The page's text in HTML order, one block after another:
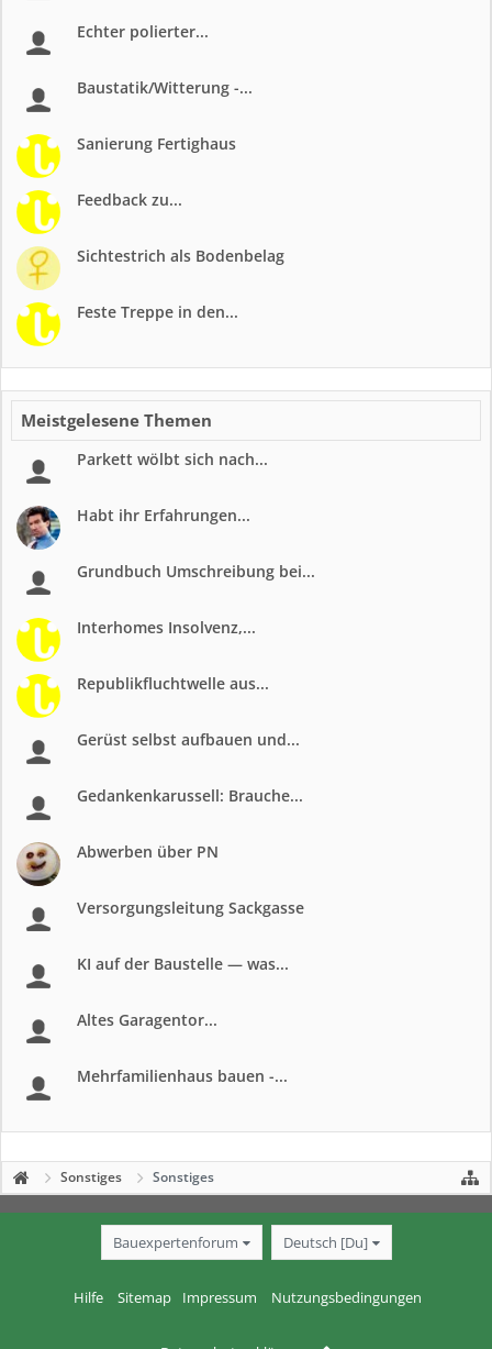
Echter polierter...
Baustatik/Witterung -...
Sanierung Fertighaus
Feedback zu...
Sichtestrich als Bodenbelag
Feste Treppe in den...
Meistgelesene Themen
Parkett wölbt sich nach...
Habt ihr Erfahrungen...
Grundbuch Umschreibung bei...
Interhomes Insolvenz,...
Republikfluchtwelle aus...
Gerüst selbst aufbauen und...
Gedankenkarussell: Brauche...
Abwerben über PN
Versorgungsleitung Sackgasse
KI auf der Baustelle — was...
Altes Garagentor...
Mehrfamilienhaus bauen -...
Sonstiges Sonstiges
Bauexpertenforum Deutsch [Du]
Hilfe Sitemap Impressum Nutzungsbedingungen